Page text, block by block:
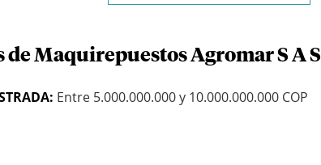
Maquirepuestos Agromar S A S
Entre 5.000.000.000 y 10.000.000.000 COP